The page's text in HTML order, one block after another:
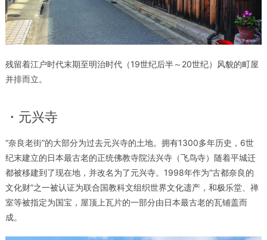
残留着江户时代末期至明治时代（19世纪后半～20世纪）风貌的町屋
并排而立。
・元兴寺
“奈良老街”的大部分为过去元兴寺的土地。拥有1300多年历史，6世
纪末建立的日本最古老的正统佛教寺院法兴寺（飞鸟寺）随着平城迁
都被移建到了现在地，并改名为了元兴寺。1998年作为“古都奈良的
文化财”之一被认证为联合国教科文组织世界文化遗产，和极乐堂、禅
室等被指定为国宝，屋顶上瓦片的一部分由日本最古老的瓦铺盖而
成。